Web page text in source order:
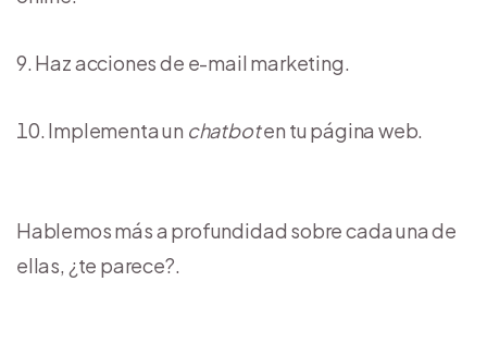
Haz acciones de e-mail marketing.
Implementa un chatboten tu página web.
Hablemos más a profundidad sobre cada una de
ellas, ¿te parece?.